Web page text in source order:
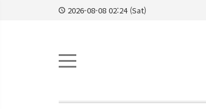
2026-08-08 02:24 (Sat)